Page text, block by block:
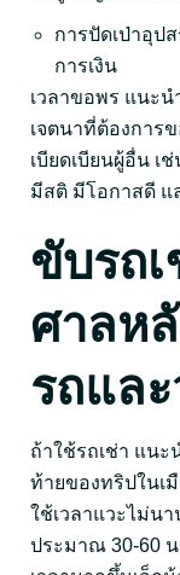
การปัดเป่าอุป
การเงิน
เวลาขอพร แนะ
เจตนาที่ต้องการ
เบียดเบียนผู้อื่น เ
มีสติ มีโอกาสดี แ
ขับรถเ
ศาลห
รถแล
ถ้าใช้รถเช่า แนะ
ท้ายของทริปในเ
ใช้เวลาแวะไม่น
ประมาณ 30-60